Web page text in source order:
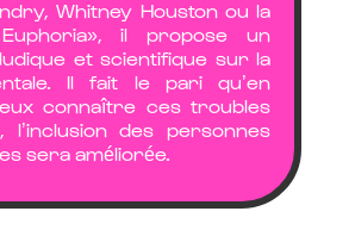
Whitney Houston ou la
il propose un
et scientifique sur la
Il fait le pari qu’en
connaître ces troubles
l’inclusion des personnes
sera améliorée.